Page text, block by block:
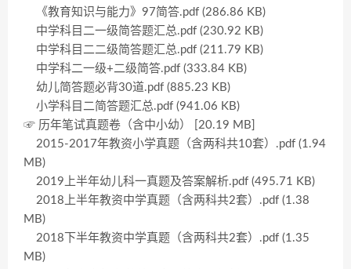
《教育知识与能力》97简答.pdf (286.86 KB)
中学科目二一级简答题汇总.pdf (230.92 KB)
中学科目二二级简答题汇总.pdf (211.79 KB)
中学科二一级+二级简答.pdf (333.84 KB)
幼儿简答题必背30道.pdf (885.23 KB)
小学科目二简答题汇总.pdf (941.06 KB)
☞ 历年笔试真题卷（含中小幼） [20.19 MB]
2015-2017年教资小学真题（含两科共10套）.pdf (1.94
MB)
2019上半年幼儿科一真题及答案解析.pdf (495.71 KB)
2018上半年教资中学真题（含两科共2套）.pdf (1.38
MB)
2018下半年教资中学真题（含两科共2套）.pdf (1.35
MB)